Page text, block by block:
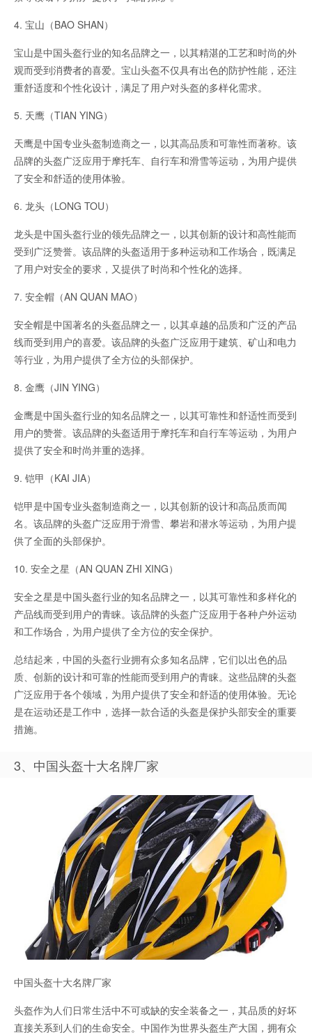
4. 宝山（BAO SHAN）
宝山是中国头盔行业的知名品牌之一，以其精湛的工艺和时尚的外
观而受到消费者的喜爱。宝山头盔不仅具有出色的防护性能，还注
重舒适度和个性化设计，满足了用户对头盔的多样化需求。
5. 天鹰（TIAN YING）
天鹰是中国专业头盔制造商之一，以其高品质和可靠性而著称。该
品牌的头盔广泛应用于摩托车、自行车和滑雪等运动，为用户提供
了安全和舒适的使用体验。
6. 龙头（LONG TOU）
龙头是中国头盔行业的领先品牌之一，以其创新的设计和高性能而
受到广泛赞誉。该品牌的头盔适用于多种运动和工作场合，既满足
了用户对安全的要求，又提供了时尚和个性化的选择。
7. 安全帽（AN QUAN MAO）
安全帽是中国著名的头盔品牌之一，以其卓越的品质和广泛的产品
线而受到用户的喜爱。该品牌的头盔广泛应用于建筑、矿山和电力
等行业，为用户提供了全方位的头部保护。
8. 金鹰（JIN YING）
金鹰是中国头盔行业的知名品牌之一，以其可靠性和舒适性而受到
用户的赞誉。该品牌的头盔适用于摩托车和自行车等运动，为用户
提供了安全和时尚并重的选择。
9. 铠甲（KAI JIA）
铠甲是中国专业头盔制造商之一，以其创新的设计和高品质而闻
名。该品牌的头盔广泛应用于滑雪、攀岩和潜水等运动，为用户提
供了全面的头部保护。
10. 安全之星（AN QUAN ZHI XING）
安全之星是中国头盔行业的知名品牌之一，以其可靠性和多样化的
产品线而受到用户的青睐。该品牌的头盔广泛应用于各种户外运动
和工作场合，为用户提供了全方位的安全保护。
总结起来，中国的头盔行业拥有众多知名品牌，它们以出色的品
质、创新的设计和可靠的性能而受到用户的青睐。这些品牌的头盔
广泛应用于各个领域，为用户提供了安全和舒适的使用体验。无论
是在运动还是工作中，选择一款合适的头盔是保护头部安全的重要
措施。
3、中国头盔十大名牌厂家
中国头盔十大名牌厂家
头盔作为人们日常生活中不可或缺的安全装备之一，其品质的好坏
直接关系到人们的生命安全。中国作为世界头盔生产大国，拥有众